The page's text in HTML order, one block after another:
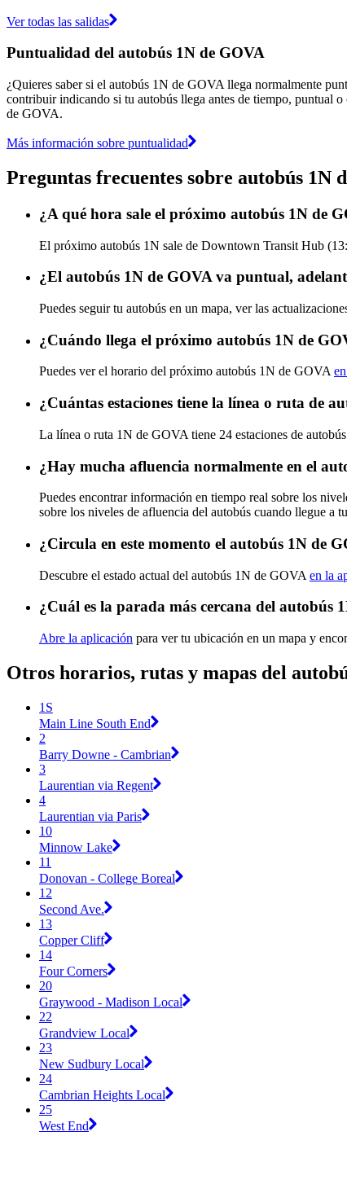
Ver todas las salidas
Puntualidad del autobús 1N de GOVA
¿Quieres saber si el autobús 1N de GOVA llega normalmente
contribuir indicando si tu autobús llega antes de tiempo, puntual o
de GOVA.
Más información sobre puntualidad
Preguntas frecuentes sobre autobús 1N
¿A qué hora sale el próximo autobús 1N de
El próximo autobús 1N sale de Downtown Transit Hub
¿El autobús 1N de GOVA va puntual,
Puedes seguir tu autobús en un mapa, ver las
¿Cuándo llega el próximo autobús 1N de
Puedes ver el horario del próximo autobús 1N de GOVA
¿Cuántas estaciones tiene la línea o ruta de
La línea o ruta 1N de GOVA tiene 24 estaciones de
¿Hay mucha afluencia normalmente en el
Puedes encontrar información en tiempo real sobre los
sobre los niveles de afluencia del autobús cuando llegue a
¿Circula en este momento el autobús 1N de
Descubre el estado actual del autobús 1N de GOVA en la
¿Cuál es la parada más cercana del autobús
Abre la aplicación para ver tu ubicación en un mapa y
Otros horarios, rutas y mapas del
1S
Main Line South End
2
Barry Downe - Cambrian
3
Laurentian via Regent
4
Laurentian via Paris
10
Minnow Lake
11
Donovan - College Boreal
12
Second Ave.
13
Copper Cliff
14
Four Corners
20
Graywood - Madison Local
22
Grandview Local
23
New Sudbury Local
24
Cambrian Heights Local
25
West End